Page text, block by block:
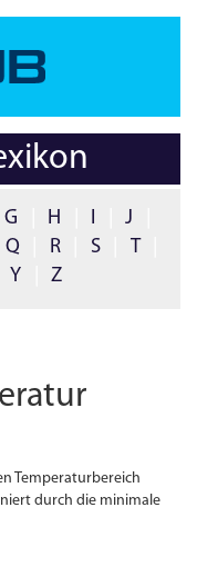
G H I J
Q R S T
Y Z
Temperaturbereich
durch die minimale